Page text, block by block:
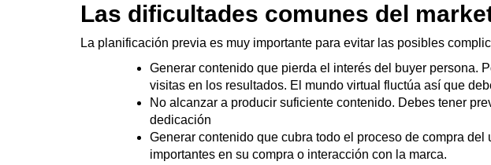
Las dificultades comunes del
La planificación previa es muy importante para evitar las posibles
Generar contenido que pierda el interés del buyer persona.
visitas en los resultados. El mundo virtual fluctúa así que
No alcanzar a producir suficiente contenido. Debes tener
dedicación
Generar contenido que cubra todo el proceso de compra
importantes en su compra o interacción con la marca.